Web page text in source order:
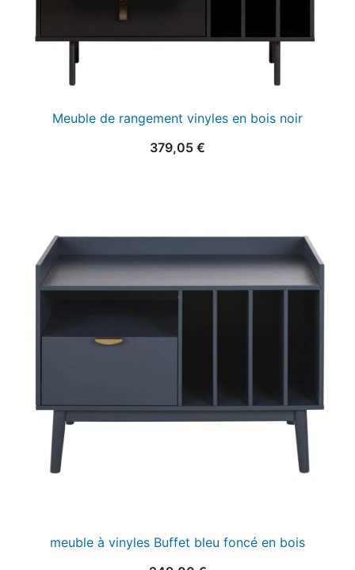
Meuble de rangement vinyles en bois noir
379,05 €
meuble à vinyles Buffet bleu foncé en bois